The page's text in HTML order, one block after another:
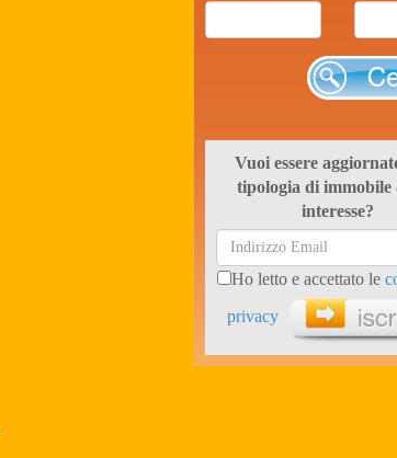
Vuoi essere
tipologia di immobile
interesse?
Ho letto e accettato le
privacy